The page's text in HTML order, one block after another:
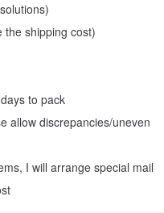
the shipping cost)
to pack
allow discrepancies/uneven
I will arrange special mail